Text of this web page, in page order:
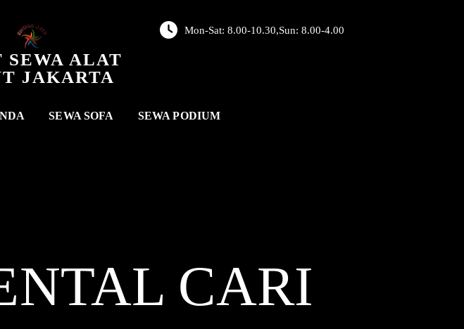
SEWA ALAT
JAKARTA
Mon-Sat: 8.00-10.30,Sun: 8.00-4.00
SEWA SOFA SEWA PODIUM
CARI